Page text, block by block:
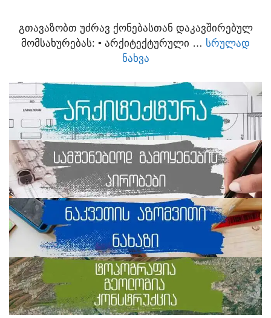
ᲒᲗᲐᲕᲐᲖᲝᲑᲗ ᲣᲫᲠᲐᲕ ᲥᲝᲜᲔᲑᲐᲡᲗᲐᲜ ᲓᲐᲙᲐᲕᲨᲘᲠᲔᲑᲣᲚ
ᲛᲝᲛᲡᲐᲮᲣᲠᲔᲑᲐᲡ:​ • ᲐᲠᲥᲘᲢᲔᲥᲢᲣᲠᲣᲚᲘ … ᲡᲠᲣᲚᲐᲓ
ᲜᲐᲮᲕᲐ